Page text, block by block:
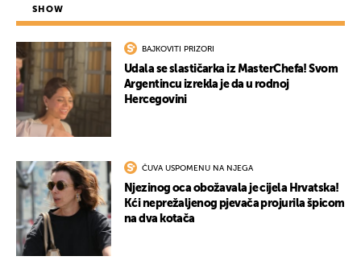
SHOW
BAJKOVITI PRIZORI
Udala se slastičarka iz MasterChefa! Svom
Argentincu izrekla je da u rodnoj
Hercegovini
ČUVA USPOMENU NA NJEGA
Njezinog oca obožavala je cijela Hrvatska!
Kći neprežaljenog pjevača projurila špicom
na dva kotača